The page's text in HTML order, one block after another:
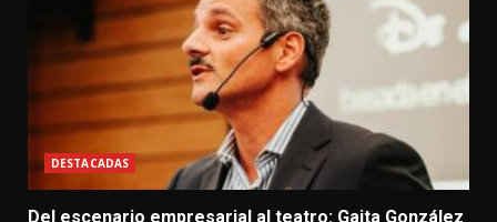
DESTACADAS
Del escenario empresarial al teatro: Gaita González